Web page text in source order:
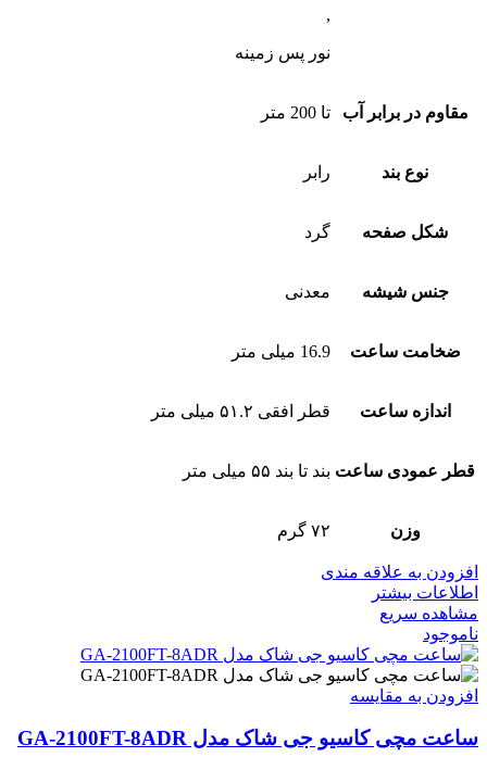
,
نور پس زمینه
مقاوم در برابر آب تا 200 متر
نوع بند رابر
شکل صفحه گرد
جنس شیشه معدنی
ضخامت ساعت 16.9 میلی متر
اندازه ساعت قطر افقی ۵۱.۲ میلی متر
قطر عمودی ساعت بند تا بند ۵۵ میلی متر
وزن ۷۲ گرم
افزودن به علاقه مندی
اطلاعات بیشتر
مشاهده سریع
ناموجود
افزودن به مقایسه
ساعت مچی کاسیو جی شاک مدل GA-2100FT-8ADR